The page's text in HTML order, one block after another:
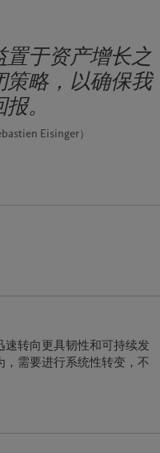
于资产增长之
略，以确保我
。
Eisinger）
转向更具韧性和可持续发
需要进行系统性转变，不